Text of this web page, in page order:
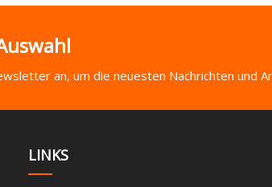
an, um die neuesten Nachrichten und
LINKS